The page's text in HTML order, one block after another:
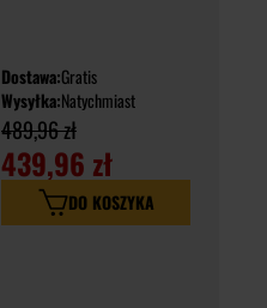
Dostawa:Gratis
Wysyłka:Natychmiast
489,96 zł
439,96 zł
DO KOSZYKA